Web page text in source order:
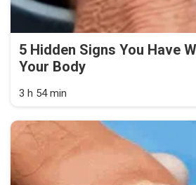
5 Hidden Signs You Have
Your Body
3 h 54 min